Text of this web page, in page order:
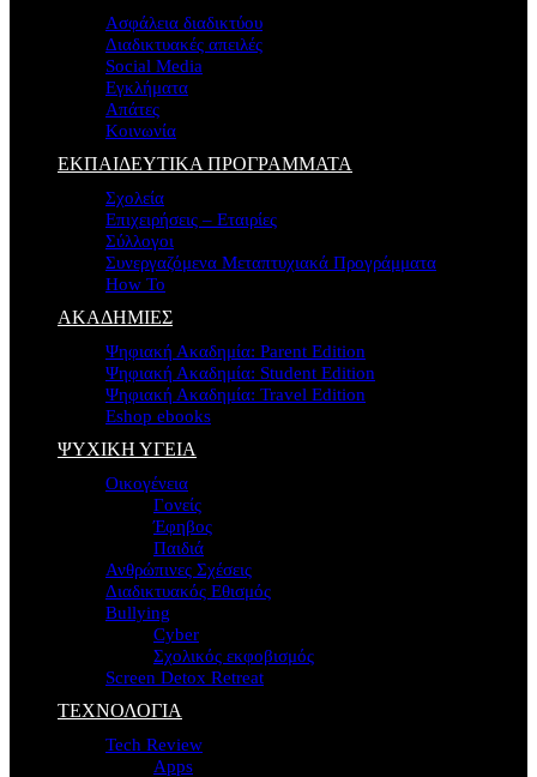
Ασφάλεια διαδικτύου
Διαδικτυακές απειλές
Social Media
Εγκλήματα
Απάτες
Κοινωνία
ΕΚΠΑΙΔΕΥΤΙΚΑ ΠΡΟΓΡΑΜΜΑΤΑ
Σχολεία
Επιχειρήσεις – Εταιρίες
Σύλλογοι
Συνεργαζόμενα Μεταπτυχιακά Προγράμματα
How To
ΑΚΑΔΗΜΙΕΣ
Ψηφιακή Ακαδημία: Parent Edition
Ψηφιακή Ακαδημία: Student Edition
Ψηφιακή Ακαδημία: Travel Edition
Eshop ebooks
ΨΥΧΙΚΗ ΥΓΕΙΑ
Οικογένεια
Γονείς
Έφηβος
Παιδιά
Ανθρώπινες Σχέσεις
Διαδικτυακός Εθισμός
Bullying
Cyber
Σχολικός εκφοβισμός
Screen Detox Retreat
ΤΕΧΝΟΛΟΓΙΑ
Tech Review
Apps